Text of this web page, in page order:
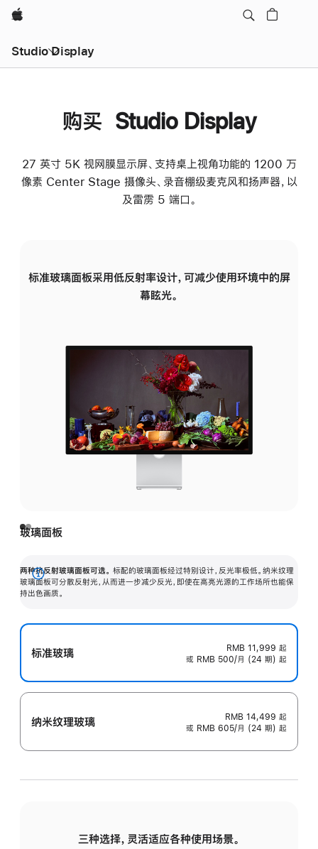
Apple
Studio Display
购买 Studio Display
27 英寸 5K 视网膜显示屏、支持桌上视角功能的 1200 万
像素 Center Stage 摄像头、录音棚级麦克风和扬声器，以
及雷雳 5 端口。
标准玻璃面板采用低反射率设计，可减少使用环境中的屏
幕眩光。
玻璃面板
两种抗反射玻璃面板可选。 标配的玻璃面板经过特别设计，反光率极低。纳米纹理
玻璃面板可分散反射光，从而进一步减少反光，即使在高亮光源的工作场所也能保
持出色画质。
展
开
标准玻璃 RMB 11,999 起
或 RMB 500/月 (24 期) 起
纳米纹理玻璃 RMB 14,499 起
或 RMB 605/月 (24 期) 起
三种选择，灵活适应各种使用场景。